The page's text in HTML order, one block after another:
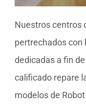
Nuestros centros
pertrechados con
dedicadas a fin
calificado repare
modelos de